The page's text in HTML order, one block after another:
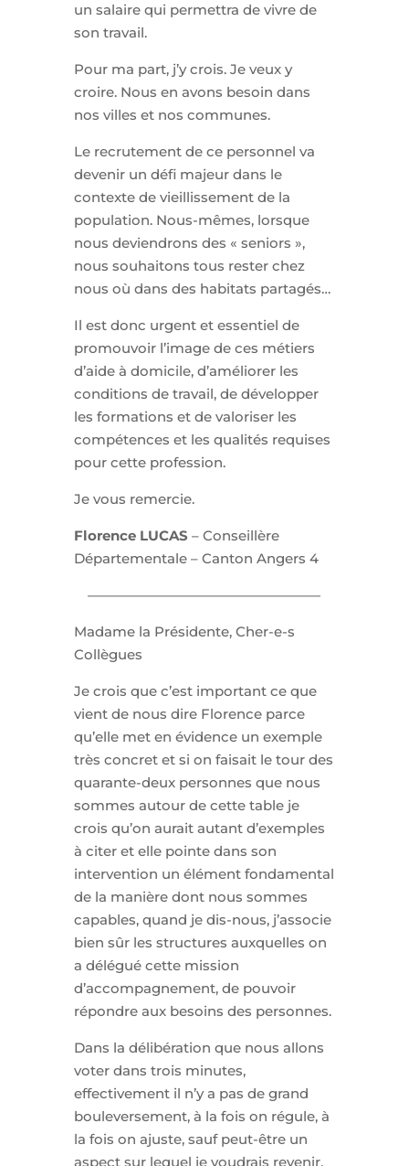
un salaire qui permettra de vivre de
son travail.
Pour ma part, j’y crois. Je veux y
croire. Nous en avons besoin dans
nos villes et nos communes.
Le recrutement de ce personnel va
devenir un défi majeur dans le
contexte de vieillissement de la
population. Nous-mêmes, lorsque
nous deviendrons des « seniors »,
nous souhaitons tous rester chez
nous où dans des habitats partagés…
Il est donc urgent et essentiel de
promouvoir l’image de ces métiers
d’aide à domicile, d’améliorer les
conditions de travail, de développer
les formations et de valoriser les
compétences et les qualités requises
pour cette profession.
Je vous remercie.
Florence LUCAS – Conseillère
Départementale – Canton Angers 4
—————————————————
Madame la Présidente, Cher-e-s
Collègues
Je crois que c’est important ce que
vient de nous dire Florence parce
qu’elle met en évidence un exemple
très concret et si on faisait le tour des
quarante-deux personnes que nous
sommes autour de cette table je
crois qu’on aurait autant d’exemples
à citer et elle pointe dans son
intervention un élément fondamental
de la manière dont nous sommes
capables, quand je dis-nous, j’associe
bien sûr les structures auxquelles on
a délégué cette mission
d’accompagnement, de pouvoir
répondre aux besoins des personnes.
Dans la délibération que nous allons
voter dans trois minutes,
effectivement il n’y a pas de grand
bouleversement, à la fois on régule, à
la fois on ajuste, sauf peut-être un
aspect sur lequel je voudrais revenir,